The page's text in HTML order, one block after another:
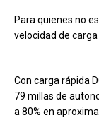
Para quienes no
velocidad de carga
Con carga rápida
79 millas de
a 80% en